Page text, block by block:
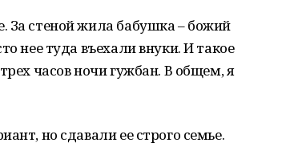
За стеной жила бабушка – божий
нее туда въехали внуки. И такое
часов ночи гужбан. В общем, я
но сдавали ее строго семье.